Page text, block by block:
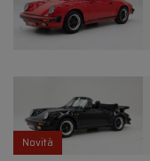
Novità